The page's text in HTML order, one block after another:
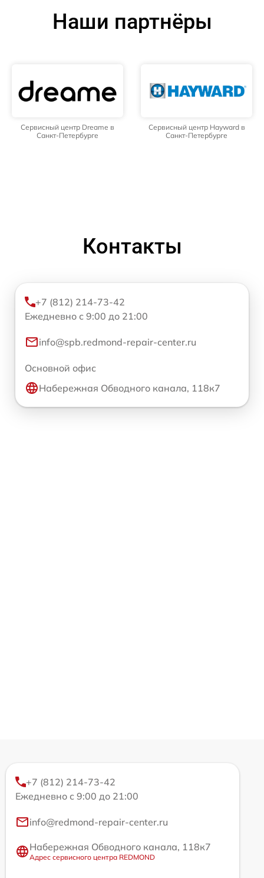
Наши партнёры
Сервисный центр Dreame в
Санкт-Петербурге
Сервисный центр Hayward в
Санкт-Петербурге
Контакты
+7 (812) 214-73-42
Ежедневно с 9:00 до 21:00
info@spb.redmond-repair-center.ru
Основной офис
Набережная Обводного канала, 118к7
+7 (812) 214-73-42
Ежедневно с 9:00 до 21:00
info@redmond-repair-center.ru
Набережная Обводного канала, 118к7
Адрес сервисного центра REDMOND